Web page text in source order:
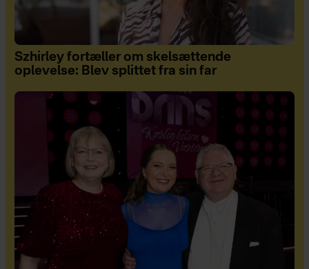
Szhirley fortæller om skelsættende
oplevelse: Blev splittet fra sin far